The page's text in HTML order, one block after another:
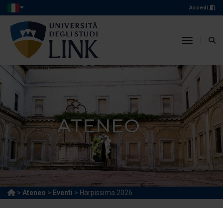
Accedi
toggle
ATENEO
> Ateneo > Eventi > Harpissima 2026